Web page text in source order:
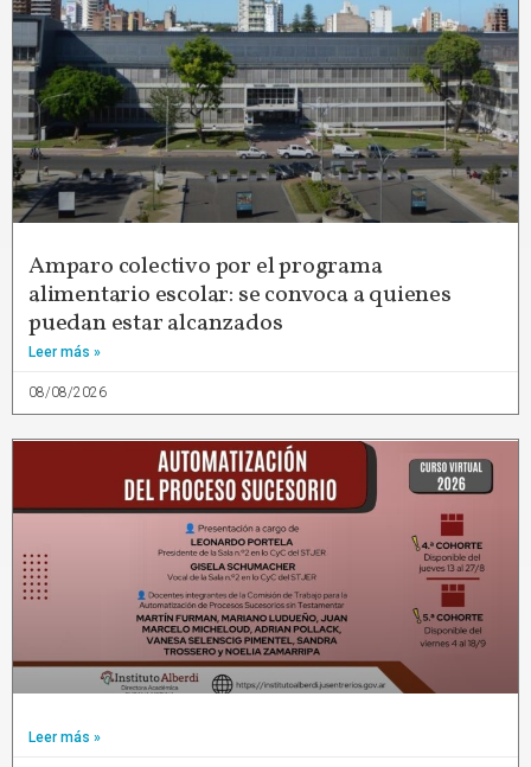
Amparo colectivo por el programa
alimentario escolar: se convoca a quienes
puedan estar alcanzados
Leer más »
08/08/2026
Leer más »